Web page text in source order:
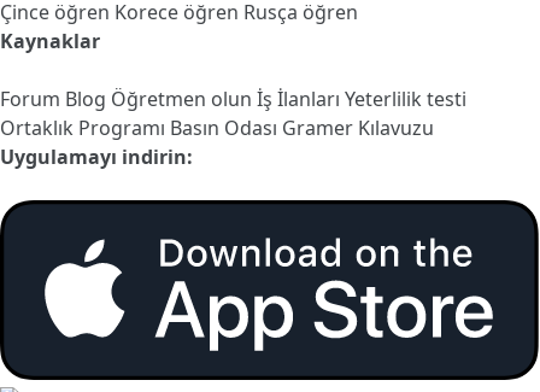
Çince öğren Korece öğren Rusça öğren
Kaynaklar
Forum Blog Öğretmen olun İş İlanları Yeterlilik testi
Ortaklık Programı Basın Odası Gramer Kılavuzu
Uygulamayı indirin: